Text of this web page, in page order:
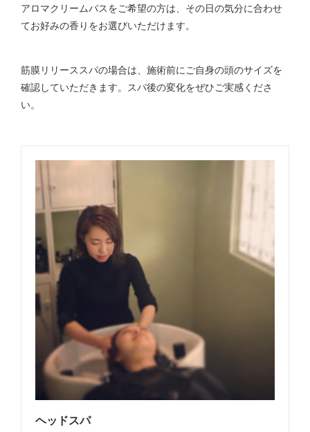
アロマクリームバスをご希望の方は、その日の気分に合わせ
てお好みの香りをお選びいただけます。
筋膜リリーススパの場合は、施術前にご自身の頭のサイズを
確認していただきます。スパ後の変化をぜひご実感くださ
い。
ヘッドスパ